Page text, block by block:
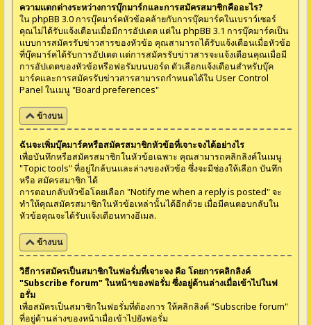
ความแตกต่างระหว่างการบุ๊กมาร์กและการสมัครสมาชิกคืออะไร?
ใน phpBB 3.0 การบุ๊คมาร์คหัวข้อคล้ายกับการบุ๊คมาร์คในเบราว์เซอร์
คุณไม่ได้รับแจ้งเตือนเมื่อมีการอัปเดต แต่ใน phpBB 3.1 การบุ๊คมาร์คเป็น
แบบการสมัครรับข่าวสารของหัวข้อ คุณสามารถได้รับแจ้งเตือนเมื่อหัวข้อ
ที่บุ๊คมาร์คได้รับการอัปเดต แต่การสมัครรับข่าวสารจะแจ้งเตือนคุณเมื่อมี
การอัปเดตของหัวข้อหรือฟอรัมบนบอร์ด ตัวเลือกแจ้งเตือนสำหรับบุ๊ค
มาร์คและการสมัครรับข่าวสารสามารถกำหนดได้ใน User Control
Panel ในเมนู "Board preferences"
ข้างบน
ฉันจะเพิ่มบุ๊คมาร์คหรือสมัครสมาชิกหัวข้อที่เจาะจงได้อย่างไร
เพื่อบันทึกหรือสมัครสมาชิกในหัวข้อเฉพาะ คุณสามารถคลิกลิงค์ในเมนู
"Topic tools" ที่อยู่ใกล้บนและล่างของหัวข้อ ซึ่งจะมีช่องให้เลือก บันทึก
หรือ สมัครสมาชิก ได้
การตอบกลับหัวข้อโดยเลือก "Notify me when a reply is posted" จะ
ทำให้คุณสมัครสมาชิกในหัวข้อเหล่านั้นได้อีกด้วย เมื่อมีคนตอบกลับใน
หัวข้อคุณจะได้รับแจ้งเตือนทางอีเมล.
ข้างบน
วิธีการสมัครเป็นสมาชิกในฟอรั่มที่เจาะจง คือ โดยการคลิกลิงค์
"Subscribe forum" ในหน้าของฟอรั่ม ซึ่งอยู่ด้านล่างเมื่อเข้าไปในฟ
อรั่ม
เพื่อสมัครเป็นสมาชิกในฟอรั่มที่ต้องการ ให้คลิกลิงค์ "Subscribe forum"
ที่อยู่ด้านล่างของหน้าเมื่อเข้าไปยังฟอรั่ม